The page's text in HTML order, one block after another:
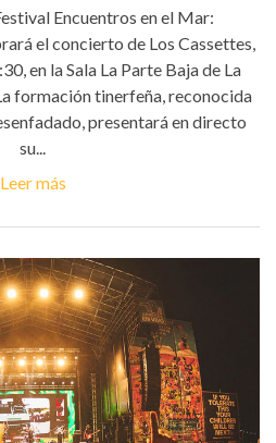
Encuentros en el Mar:
el concierto de Los Cassettes,
en la Sala La Parte Baja de La
formación tinerfeña, reconocida
presentará en directo
su...
Leer más